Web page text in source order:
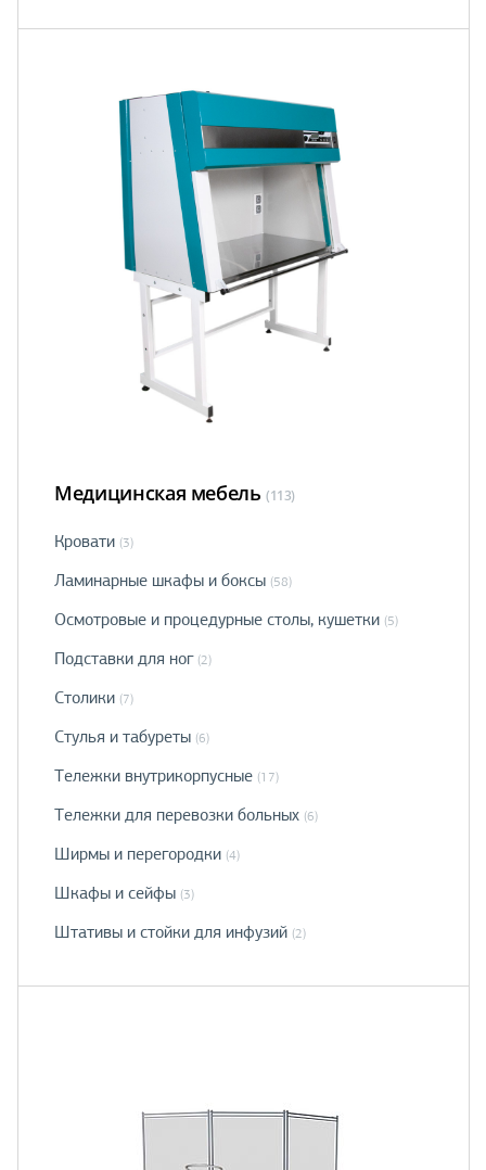
Медицинская мебель (113)
Кровати (3)
Ламинарные шкафы и боксы (58)
Осмотровые и процедурные столы, кушетки (5)
Подставки для ног (2)
Столики (7)
Стулья и табуреты (6)
Тележки внутрикорпусные (17)
Тележки для перевозки больных (6)
Ширмы и перегородки (4)
Шкафы и сейфы (3)
Штативы и стойки для инфузий (2)